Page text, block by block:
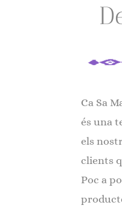
Ca Sa
és una
els
clients
Poc a